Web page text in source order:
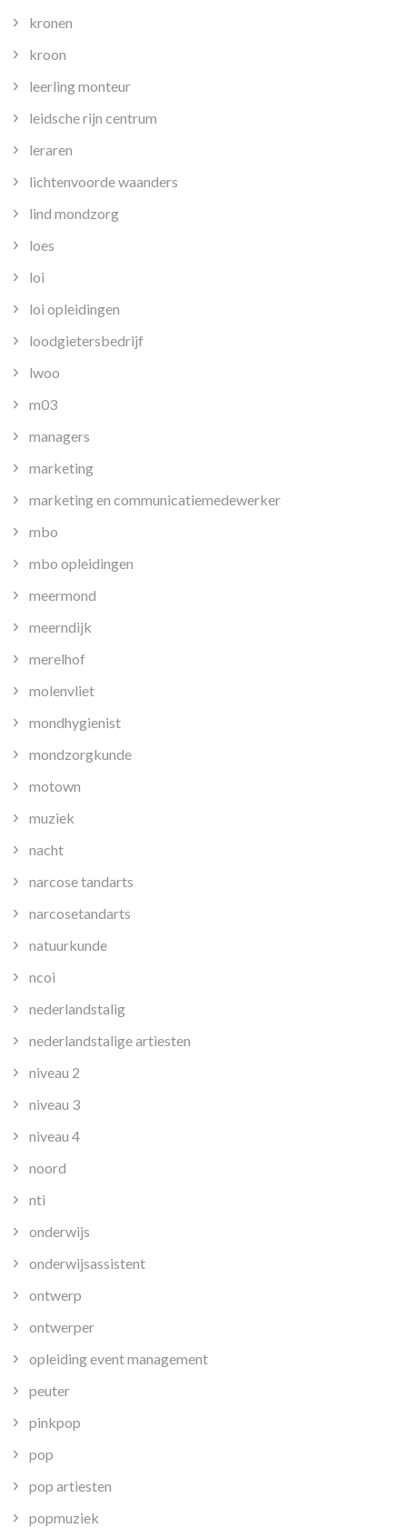
kronen
kroon
leerling monteur
leidsche rijn centrum
leraren
lichtenvoorde waanders
lind mondzorg
loes
loi
loi opleidingen
loodgietersbedrijf
lwoo
m03
managers
marketing
marketing en communicatiemedewerker
mbo
mbo opleidingen
meermond
meerndijk
merelhof
molenvliet
mondhygienist
mondzorgkunde
motown
muziek
nacht
narcose tandarts
narcosetandarts
natuurkunde
ncoi
nederlandstalig
nederlandstalige artiesten
niveau 2
niveau 3
niveau 4
noord
nti
onderwijs
onderwijsassistent
ontwerp
ontwerper
opleiding event management
peuter
pinkpop
pop
pop artiesten
popmuziek